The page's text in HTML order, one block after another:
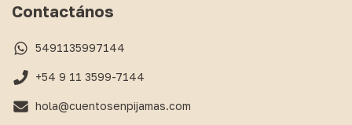
Contactános
5491135997144
+54 9 11 3599-7144
hola@cuentosenpijamas.com